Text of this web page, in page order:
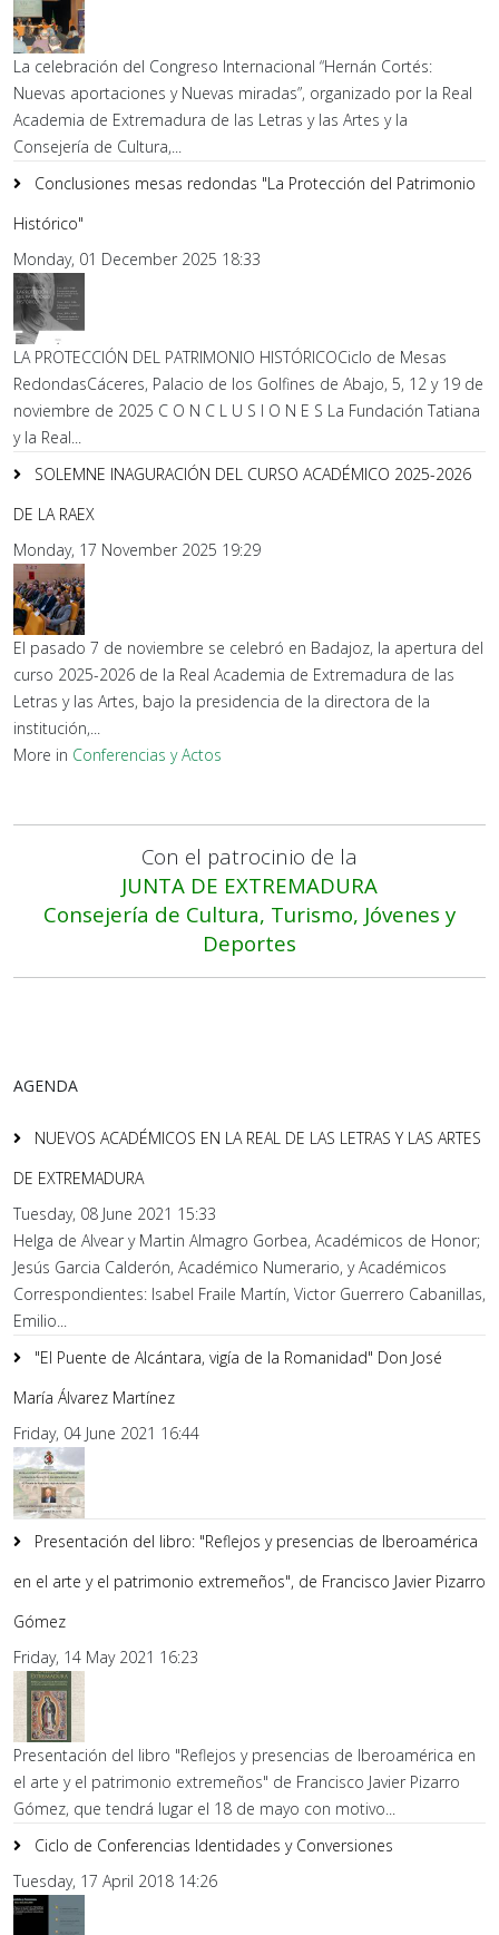
La celebración del Congreso Internacional “Hernán Cortés:
Nuevas aportaciones y Nuevas miradas”, organizado por la Real
Academia de Extremadura de las Letras y las Artes y la
Consejería de Cultura,...
Conclusiones mesas redondas "La Protección del Patrimonio
Histórico"
Monday, 01 December 2025 18:33
LA PROTECCIÓN DEL PATRIMONIO HISTÓRICOCiclo de Mesas
RedondasCáceres, Palacio de los Golfines de Abajo, 5, 12 y 19 de
noviembre de 2025 C O N C L U S I O N E S La Fundación Tatiana
y la Real...
SOLEMNE INAGURACIÓN DEL CURSO ACADÉMICO 2025-2026
DE LA RAEX
Monday, 17 November 2025 19:29
El pasado 7 de noviembre se celebró en Badajoz, la apertura del
curso 2025-2026 de la Real Academia de Extremadura de las
Letras y las Artes, bajo la presidencia de la directora de la
institución,...
More in Conferencias y Actos
Con el patrocinio de la
JUNTA DE EXTREMADURA
Consejería de Cultura, Turismo, Jóvenes y
Deportes
AGENDA
NUEVOS ACADÉMICOS EN LA REAL DE LAS LETRAS Y LAS ARTES
DE EXTREMADURA
Tuesday, 08 June 2021 15:33
Helga de Alvear y Martin Almagro Gorbea, Académicos de Honor;
Jesús Garcia Calderón, Académico Numerario, y Académicos
Correspondientes: Isabel Fraile Martín, Victor Guerrero Cabanillas,
Emilio...
"El Puente de Alcántara, vigía de la Romanidad" Don José
María Álvarez Martínez
Friday, 04 June 2021 16:44
Presentación del libro: "Reflejos y presencias de Iberoamérica
en el arte y el patrimonio extremeños", de Francisco Javier Pizarro
Gómez
Friday, 14 May 2021 16:23
Presentación del libro "Reflejos y presencias de Iberoamérica en
el arte y el patrimonio extremeños" de Francisco Javier Pizarro
Gómez, que tendrá lugar el 18 de mayo con motivo...
Ciclo de Conferencias Identidades y Conversiones
Tuesday, 17 April 2018 14:26